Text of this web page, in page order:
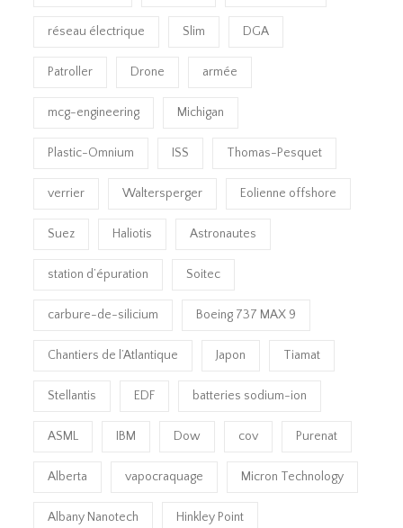
réseau électrique Slim DGA
Patroller Drone armée
mcg-engineering Michigan
Plastic-Omnium ISS Thomas-Pesquet
verrier Waltersperger Eolienne offshore
Suez Haliotis Astronautes
station d’épuration Soitec
carbure-de-silicium Boeing 737 MAX 9
Chantiers de l’Atlantique Japon Tiamat
Stellantis EDF batteries sodium-ion
ASML IBM Dow cov Purenat
Alberta vapocraquage Micron Technology
Albany Nanotech Hinkley Point